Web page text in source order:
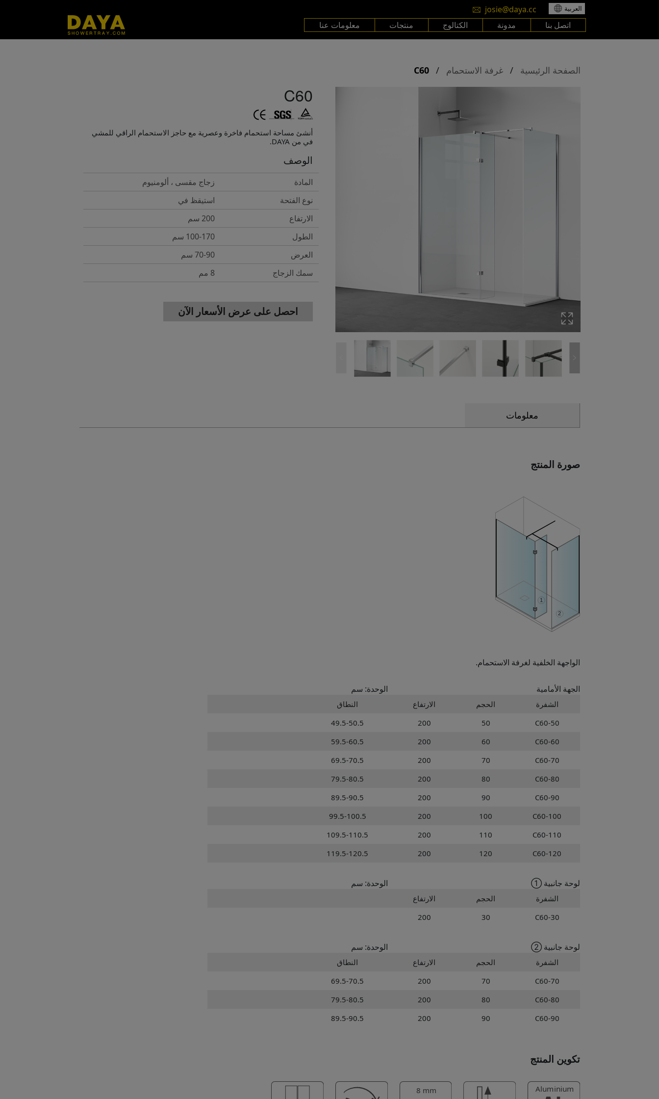
josie@daya.cc العربية
معلومات عنا منتجات الكتالوج مدونة اتصل بنا
الصفحة الرئيسية / غرفة الاستحمام /
C60
C60
أنشئ مساحة استحمام فاخرة وعصرية مع حاجز الاستحمام الراقي للمشي
في من DAYA.
الوصف
المادة
زجاج مقسى ، ألومنيوم
نوع الفتحة
استيقظ في
الارتفاع
200 سم
الطول
100-170 سم
العرض
70-90 سم
سمك الزجاج
8 مم
احصل على عرض الأسعار الآن
معلومات
صورة المنتج
الواجهة الخلفية لغرفة الاستحمام.
الجهة الأمامية الوحدة: سم
الشفرة الحجم الارتفاع
النطاق
C60-50
50
200
49.5-50.5
C60-60
60
200
59.5-60.5
C60-70
70
200
69.5-70.5
C60-80
80
200
79.5-80.5
C60-90
90
200
89.5-90.5
C60-100
100
200
99.5-100.5
C60-110
110
200
109.5-110.5
C60-120
120
200
119.5-120.5
لوحة جانبية ① الوحدة: سم
الشفرة الحجم
الارتفاع
C60-30
30
200
لوحة جانبية ② الوحدة: سم
الشفرة الحجم الارتفاع
النطاق
C60-70
70
200
69.5-70.5
C60-80
80
200
79.5-80.5
C60-90
90
200
89.5-90.5
تكوين المنتج